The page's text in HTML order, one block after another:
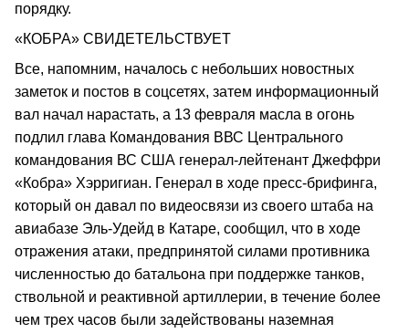
порядку.
«КОБРА» СВИДЕТЕЛЬСТВУЕТ
Все, напомним, началось с небольших новостных
заметок и постов в соцсетях, затем информационный
вал начал нарастать, а 13 февраля масла в огонь
подлил глава Командования ВВС Центрального
командования ВС США генерал-лейтенант Джеффри
«Кобра» Хэрригиан. Генерал в ходе пресс-брифинга,
который он давал по видеосвязи из своего штаба на
авиабазе Эль-Удейд в Катаре, сообщил, что в ходе
отражения атаки, предпринятой силами противника
численностью до батальона при поддержке танков,
ствольной и реактивной артиллерии, в течение более
чем трех часов были задействованы наземная